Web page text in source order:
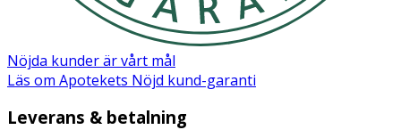
Nöjda kunder är vårt mål
Läs om Apotekets Nöjd kund-garanti
Leverans & betalning